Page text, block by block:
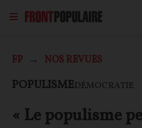
FP NOS REVUES
POPULISMEDÉMOCRATIE
« Le populisme